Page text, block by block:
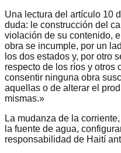
Una lectura del artículo 10
duda: le construcción del
violación de su contenido,
obra se incumple, por un
los dos estados y, por otro
respecto de los ríos y otros
consentir ninguna obra
aquellas o de alterar el
mismas.»
La mudanza de la
la fuente de agua,
responsabilidad de Haití